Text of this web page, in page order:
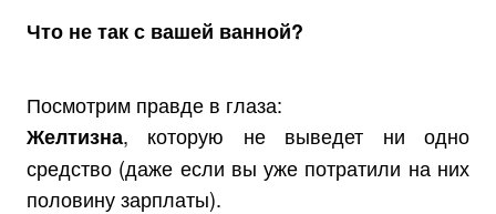
Что не так с вашей ванной?
Посмотрим правде в глаза:
Желтизна, которую не выведет ни одно
средство (даже если вы уже потратили на них
половину зарплаты).